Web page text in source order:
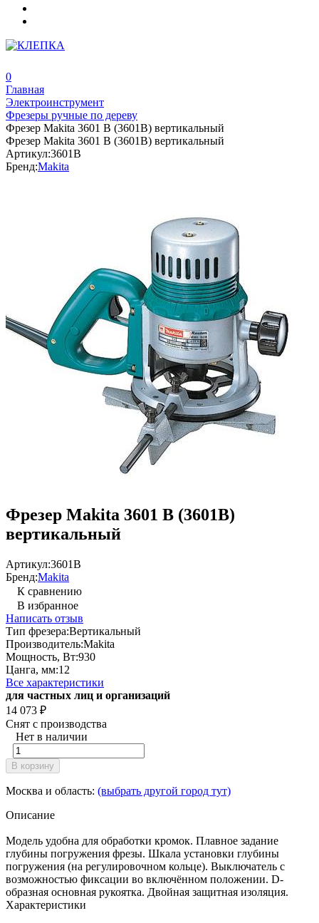
0
Главная
Электроинструмент
Фрезеры ручные по дереву
Фрезер Makita 3601 B (3601B) вертикальный
Фрезер Makita 3601 B (3601B) вертикальный
Артикул:3601B
Бренд:Makita
Фрезер Makita 3601 B (3601B)
вертикальный
Артикул:3601B
Бренд:Makita
К сравнению
В избранное
Написать отзыв
Тип фрезера:Вертикальный
Производитель:Makita
Мощность, Вт:930
Цанга, мм:12
Все характеристики
для частных лиц и организаций
14 073 ₽
Снят с производства
Нет в наличии
В корзину
Москва и область: (выбрать другой город тут)
Описание
Модель удобна для обработки кромок. Плавное задание
глубины погружения фрезы. Шкала установки глубины
погружения (на регулировочном кольце). Выключатель с
возможностью фиксации во включённом положении. D-
образная основная рукоятка. Двойная защитная изоляция.
Характеристики